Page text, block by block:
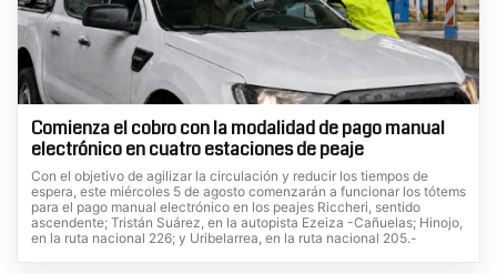
Comienza el cobro con la modalidad de pago manual
electrónico en cuatro estaciones de peaje
Con el objetivo de agilizar la circulación y reducir los tiempos de
espera, este miércoles 5 de agosto comenzarán a funcionar los tótems
para el pago manual electrónico en los peajes Riccheri, sentido
ascendente; Tristán Suárez, en la autopista Ezeiza -Cañuelas; Hinojo,
en la ruta nacional 226; y Uribelarrea, en la ruta nacional 205.-